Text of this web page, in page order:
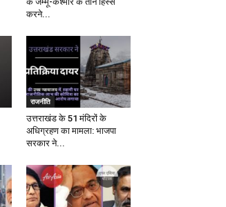
करने...
राजनीति
उत्तराखंड के 51 मंदिरों के
अधिग्रहण का मामला: भाजपा
सरकार ने...